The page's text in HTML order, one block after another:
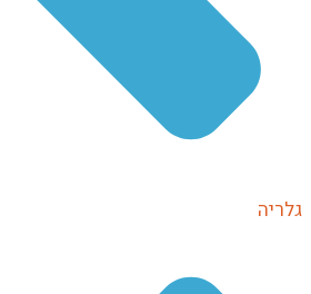
גלריה